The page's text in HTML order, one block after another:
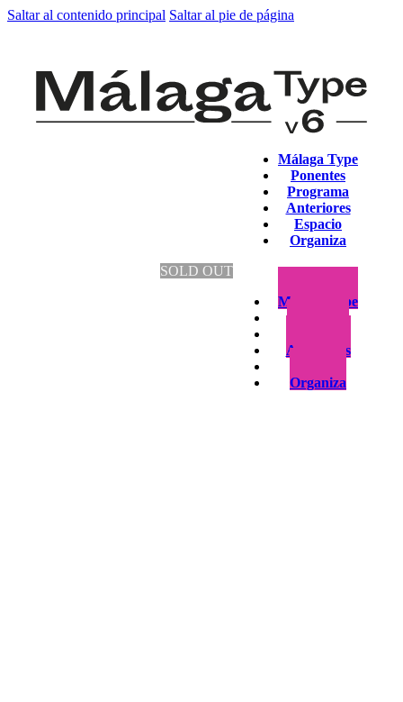
Saltar al contenido principal Saltar al pie de página
Málaga Type
Ponentes
Programa
Anteriores
Espacio
Organiza
Málaga Type
Anteriores
Organiza
SOLD OUT